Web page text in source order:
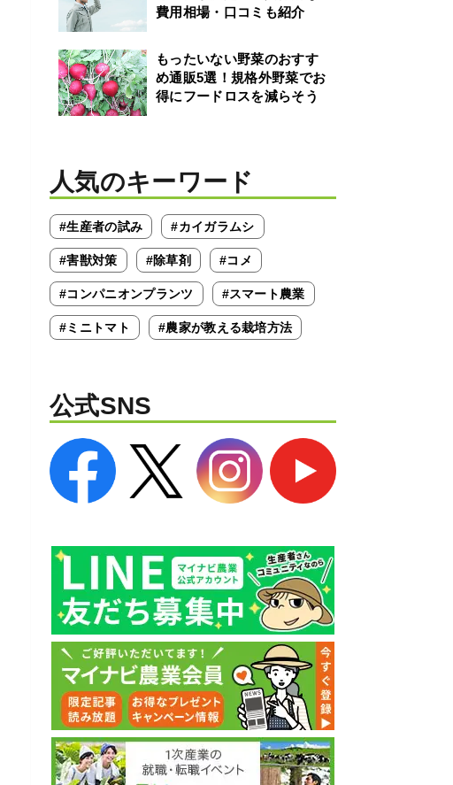
費用相場・口コミも紹介
もったいない野菜のおすす
め通販5選！規格外野菜でお
得にフードロスを減らそう
人気のキーワード
#生産者の試み #カイガラムシ
#害獣対策 #除草剤 #コメ
#コンパニオンプランツ #スマート農業
#ミニトマト #農家が教える栽培方法
公式SNS